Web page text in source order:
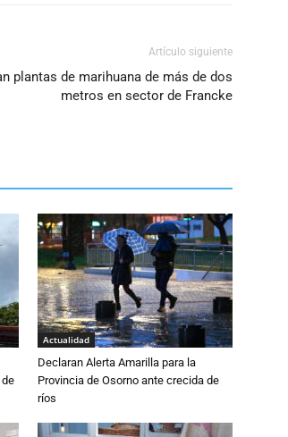
Artículo siguiente
plantas de marihuana de más de dos
metros en sector de Francke
Actualidad
Declaran Alerta Amarilla para la
Provincia de Osorno ante crecida de
ríos